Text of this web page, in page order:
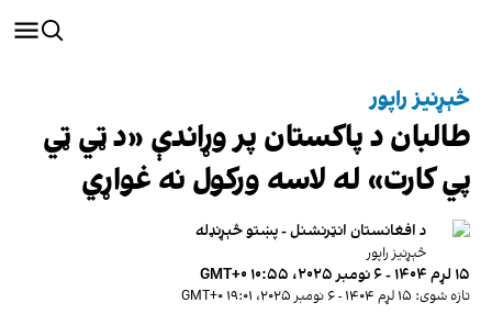
څېړنیز راپور
طالبان د پاکستان پر وړاندې «د ټي ټي
پي کارت» له لاسه ورکول نه غواړي
د افغانستان انټرنشنل - پښتو څېړنډله
څېړنیز راپور
۱۵ لړم ۱۴۰۴ - ۶ نومبر ۲۰۲۵، ۱۰:۵۵ GMT+۰
تازه شوی: ۱۵ لړم ۱۴۰۴ - ۶ نومبر ۲۰۲۵، ۱۹:۰۱ GMT+۰